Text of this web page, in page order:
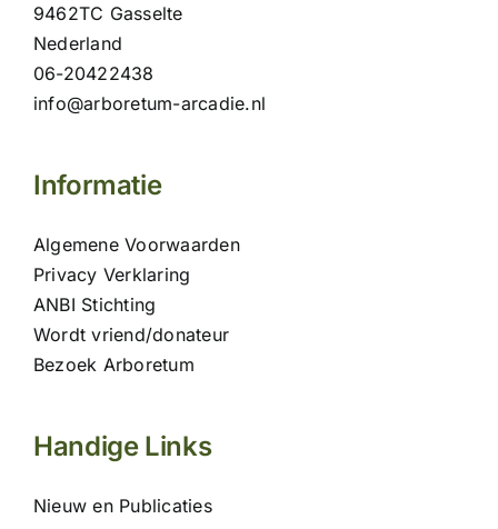
9462TC Gasselte
Nederland
06-20422438
info@arboretum-arcadie.nl
Informatie
Algemene Voorwaarden
Privacy Verklaring
ANBI Stichting
Wordt vriend/donateur
Bezoek Arboretum
Handige Links
Nieuw en Publicaties